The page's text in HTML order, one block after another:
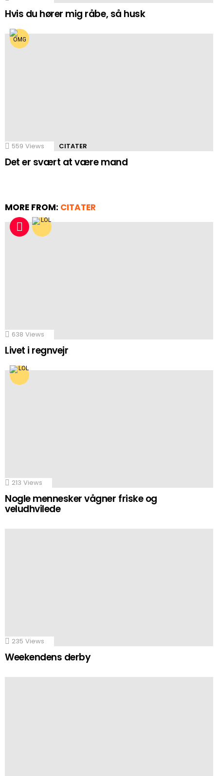
Hvis du hører mig råbe, så husk
559 Views CITATER
Det er svært at være mand
MORE FROM: CITATER
638 Views
Livet i regnvejr
213 Views
Nogle mennesker vågner friske og
veludhvilede
235 Views
Weekendens derby